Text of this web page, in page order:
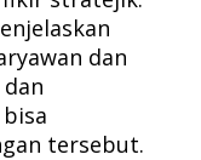
dan
tersebut.